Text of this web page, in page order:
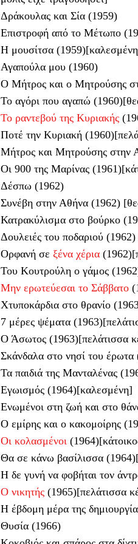
Δράκουλας και Σία (1959)
Επιστροφή από το Μέτωπο
Η μουσίτσα
Αγαπούλα μου (1960)
Ο Μήτρος και ο Μητρούσης
Το αγόρι που αγαπώ
Το ραντεβού της Κυριακής
Ποτέ την Κυριακή
Μήτρος και Μητρούσης στην
Οι 900 της Μαρίνας
Δέσπω (1962)
Συνέβη στην Αθήνα (1962)
Κατρακύλισμα στο βούρκο
Δουλειές του ποδαριού (1962)
Ορφανή σε ξένα χέρια
Του Κουτρούλη ο γάμος
Μην ερωτεύεσαι το Σάββατο
Χτυποκάρδια στο θρανίο
7 μέρες ψέματα
Ο Άσωτος (1963)[πελάτισσα
Σκάνδαλα στο νησί του έρωτα
Τα παιδιά της Μανταλένας
Εγωισμός (1964)[καλεσμένη]
Ενωμένοι στη ζωή και στο
Ο εμίρης και ο κακομοίρης
Οι κολασμένοι
Θα σε κάνω βασίλισσα
Η δε γυνή να φοβήται τον
Ο νικητής(1965)[πελάτισσα
Η έβδομη μέρα της
Θυσία (1966)